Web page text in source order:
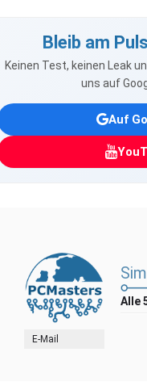
Bleib am
Keinen Test, keinen Leak
uns auf
Auf
E-Mail
Alle